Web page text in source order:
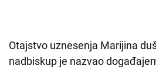
Otajstvo uznesenja Marijina
nadbiskup je nazvao